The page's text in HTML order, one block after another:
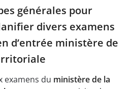
générales pour
divers examens
d’entrée ministère de
examens du ministère de la